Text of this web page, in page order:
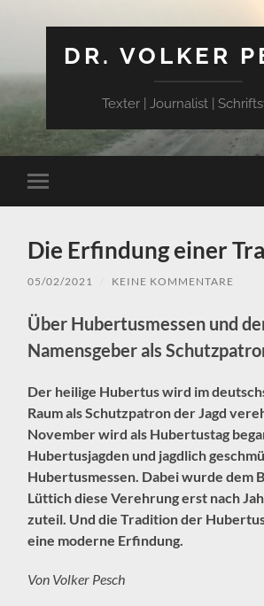
DR. VOLKER
Texter | Journalist |
Mobile-
Menü
Die Erfindung einer
05/02/2021 KEINE KOMMENTARE
Über Hubertusmessen und
Namensgeber als
Der heilige Hubertus wird im
Raum als Schutzpatron der Jagd
November wird als Hubertustag
Hubertusjagden und jagdlich
Hubertusmessen. Dabei wurde dem
Lüttich diese Verehrung erst nach
zuteil. Und die Tradition der
eine moderne Erfindung.
Von Volker Pesch